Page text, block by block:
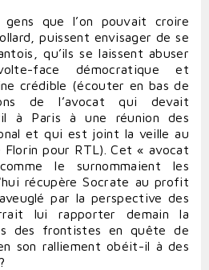
que l’on pouvait croire
puissent envisager de se
qu’ils se laissent abuser
face démocratique et
crédible (écouter en bas de
de l’avocat qui devait
à Paris à une réunion des
et qui est joint la veille au
Florin pour RTL). Cet « avocat
le surnommaient les
récupère Socrate au profit
par la perspective des
lui rapporter demain la
des frontistes en quête de
son ralliement obéit-il à des